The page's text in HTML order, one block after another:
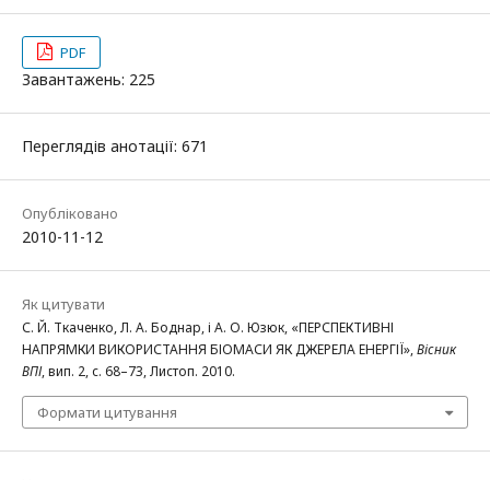
PDF
Завантажень: 225
Переглядів анотації: 671
Опубліковано
2010-11-12
Як цитувати
С. Й. Ткаченко, Л. А. Боднар, і А. О. Юзюк, «ПЕРСПЕКТИВНІ
НАПРЯМКИ ВИКОРИСТАННЯ БІОМАСИ ЯК ДЖЕРЕЛА ЕНЕРГІЇ»,Вісник
ВПІ, вип. 2, с. 68–73, Листоп. 2010.
Формати цитування